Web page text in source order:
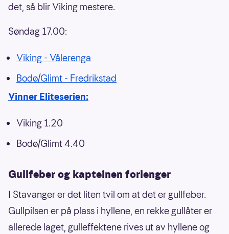
det, så blir Viking mestere.
Søndag 17.00:
Viking - Vålerenga
Bodø/Glimt - Fredrikstad
Vinner Eliteserien:
Viking 1.20
Bodø/Glimt 4.40
Gullfeber og kapteinen forlenger
I Stavanger er det liten tvil om at det er gullfeber.
Gullpilsen er på plass i hyllene, en rekke gullåter er
allerede laget, gulleffektene rives ut av hyllene og